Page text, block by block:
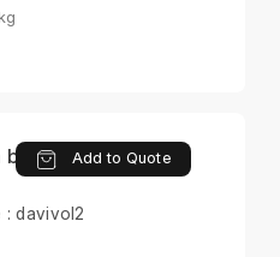
brok
Add to Quote
: davivol2